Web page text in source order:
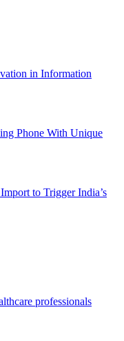
in Information
Phone With Unique
to Trigger India’s
professionals